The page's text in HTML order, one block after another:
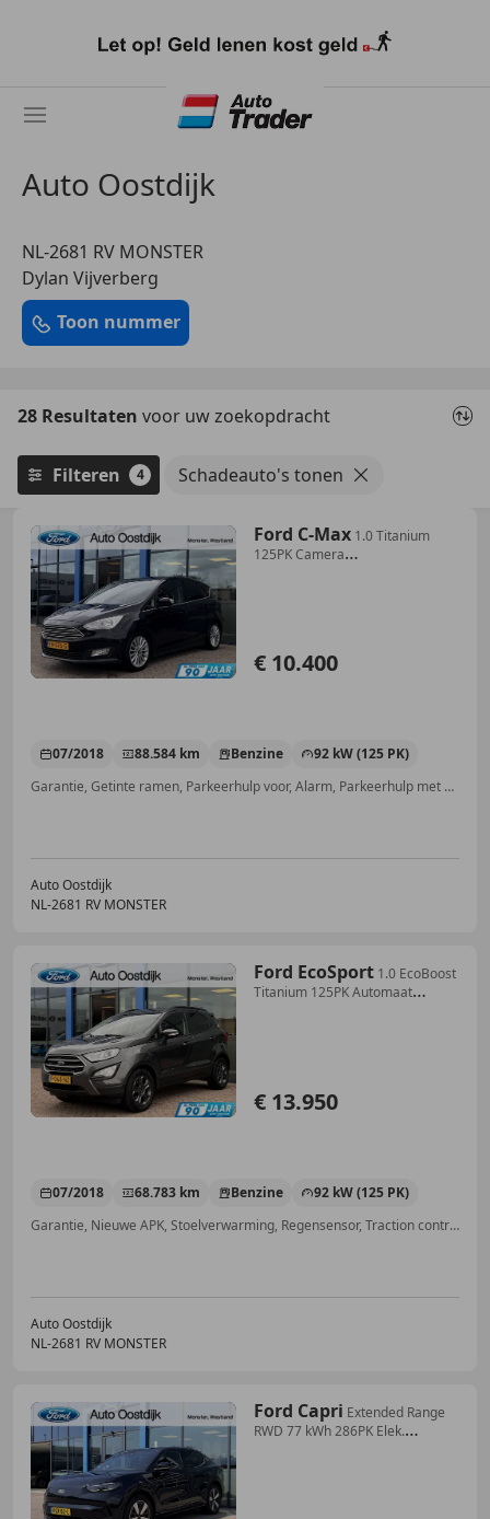
naar
Auto Oostdijk
NL-2681 RV MONSTER
Dylan Vijverberg
Toon nummer
28 Resultaten voor uw zoekopdracht
Filteren 4 Schadeauto's tonen
Ford C-Max 1.0 Titanium
125PK Camera
€ 10.400
07/2018 88.584 km Benzine
92 kW (125 PK)
Garantie, Getinte ramen, Parkeerhulp voor, Alarm, Parkeerhulp met camera, Regensensor, Parkeerhulp achter, Apple CarPlay
Auto Oostdijk
NL-2681 RV MONSTER
Ford EcoSport 1.0 EcoBoost
Titanium 125PK Automaat
€ 13.950
07/2018 68.783 km Benzine
92 kW (125 PK)
Garantie, Nieuwe APK, Stoelverwarming, Regensensor, Traction control, Voorruitverwarming, Lichtmetalen velgen, USB
Auto Oostdijk
NL-2681 RV MONSTER
Ford Capri Extended Range
RWD 77 kWh 286PK Elek.